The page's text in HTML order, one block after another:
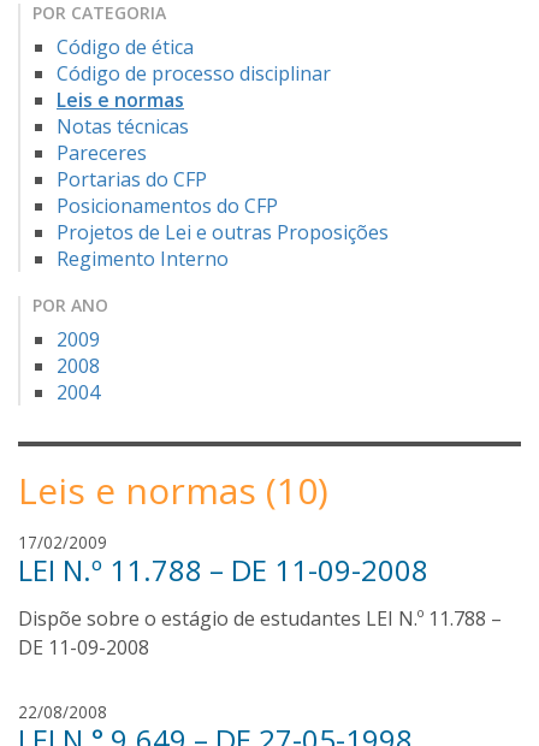
POR CATEGORIA
Código de ética
Código de processo disciplinar
Leis e normas
Notas técnicas
Pareceres
Portarias do CFP
Posicionamentos do CFP
Projetos de Lei e outras Proposições
Regimento Interno
POR ANO
2009
2008
2004
Leis e normas (10)
17/02/2009
v
n
O
v
LEI N.º 11.788 – DE 11-09-2008
Dispõe sobre o estágio de estudantes LEI N.º 11.788 –
DE 11-09-2008
22/08/2008
v